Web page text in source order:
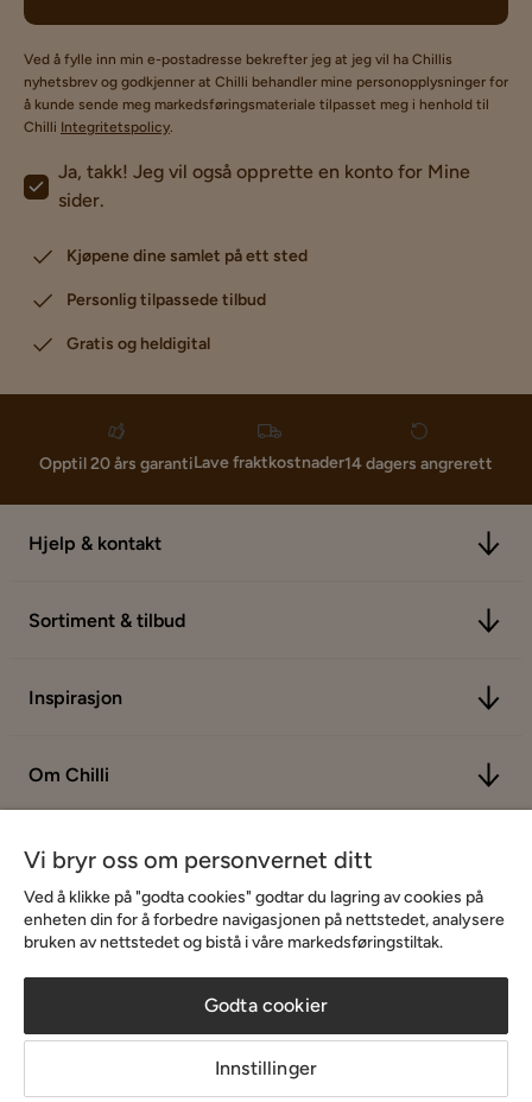
Ved å fylle inn min e-postadresse bekrefter jeg at jeg vil ha Chillis
nyhetsbrev og godkjenner at Chilli behandler mine personopplysninger for
å kunde sende meg markedsføringsmateriale tilpasset meg i henhold til
Chilli Integritetspolicy.
Ja, takk! Jeg vil også opprette en konto for Mine
sider.
Kjøpene dine samlet på ett sted
Personlig tilpassede tilbud
Gratis og heldigital
Opptil 20 års garantiLave fraktkostnader14 dagers angrerett
Hjelp & kontakt
Sortiment & tilbud
Inspirasjon
Om Chilli
Copyright © 2026 Home Furnishing Nordic AB
Vi bryr oss om personvernet ditt
Ved å klikke på "godta cookies" godtar du lagring av cookies på
enheten din for å forbedre navigasjonen på nettstedet, analysere
bruken av nettstedet og bistå i våre markedsføringstiltak.
Godta cookier
Innstillinger